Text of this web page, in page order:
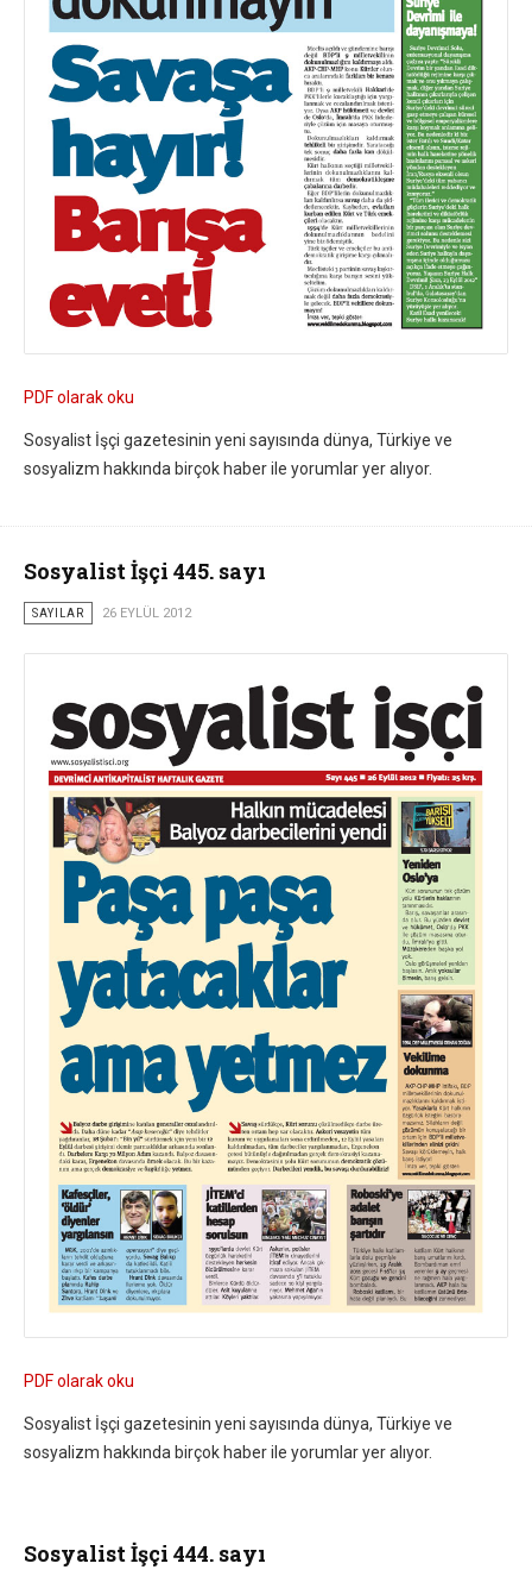
PDF olarak oku
Sosyalist İşçi gazetesinin yeni sayısında dünya, Türkiye ve
sosyalizm hakkında birçok haber ile yorumlar yer alıyor.
Sosyalist İşçi 445. sayı
SAYILAR 26 EYLÜL 2012
PDF olarak oku
Sosyalist İşçi gazetesinin yeni sayısında dünya, Türkiye ve
sosyalizm hakkında birçok haber ile yorumlar yer alıyor.
Sosyalist İşçi 444. sayı